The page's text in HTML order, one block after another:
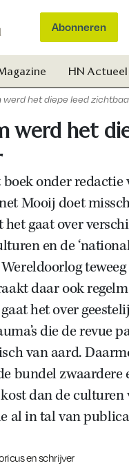
Abonneren
HN Actueel
werd het diepe leed
werd het
onder redactie
Mooij doet
het gaat over
en de
daar ook
het over
die de revue
van aard.
bundel zwaardere
dan de culturen
al in tal van
en schrijver